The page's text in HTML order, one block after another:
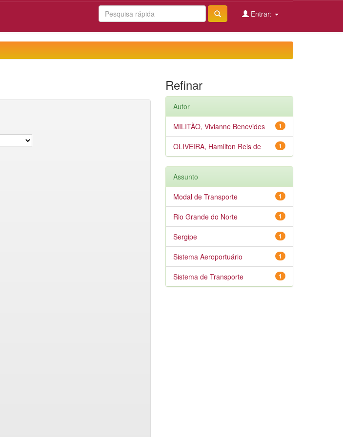
Entrar:
Refinar
Autor
1
MILITÃO, Vivianne Benevides
1
OLIVEIRA, Hamilton Reis de
Assunto
1
Modal de Transporte
1
Rio Grande do Norte
1
Sergipe
1
Sistema Aeroportuário
1
Sistema de Transporte